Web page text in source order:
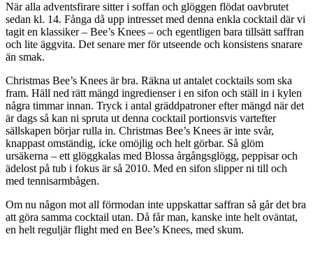
När alla adventsfirare sitter i soffan och glöggen flödat oavbrutet
sedan kl. 14. Fånga då upp intresset med denna enkla cocktail där vi
tagit en klassiker – Bee’s Knees – och egentligen bara tillsätt saffran
och lite äggvita. Det senare mer för utseende och konsistens snarare
än smak.
Christmas Bee’s Knees är bra. Räkna ut antalet cocktails som ska
fram. Häll ned rätt mängd ingredienser i en sifon och ställ in i kylen
några timmar innan. Tryck i antal gräddpatroner efter mängd när det
är dags så kan ni spruta ut denna cocktail portionsvis vartefter
sällskapen börjar rulla in. Christmas Bee’s Knees är inte svår,
knappast omständig, icke omöjlig och helt görbar. Så glöm
ursäkerna – ett glöggkalas med Blossa årgångsglögg, peppisar och
ädelost på tub i fokus är så 2010. Med en sifon slipper ni till och
med tennisarmbågen.
Om nu någon mot all förmodan inte uppskattar saffran så går det bra
att göra samma cocktail utan. Då får man, kanske inte helt oväntat,
en helt reguljär flight med en Bee’s Knees, med skum.